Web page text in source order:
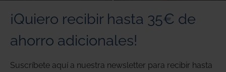
¡Quiero recibir hasta 35€ de
ahorro adicionales!
Suscríbete aquí a nuestra newsletter para recibir hasta